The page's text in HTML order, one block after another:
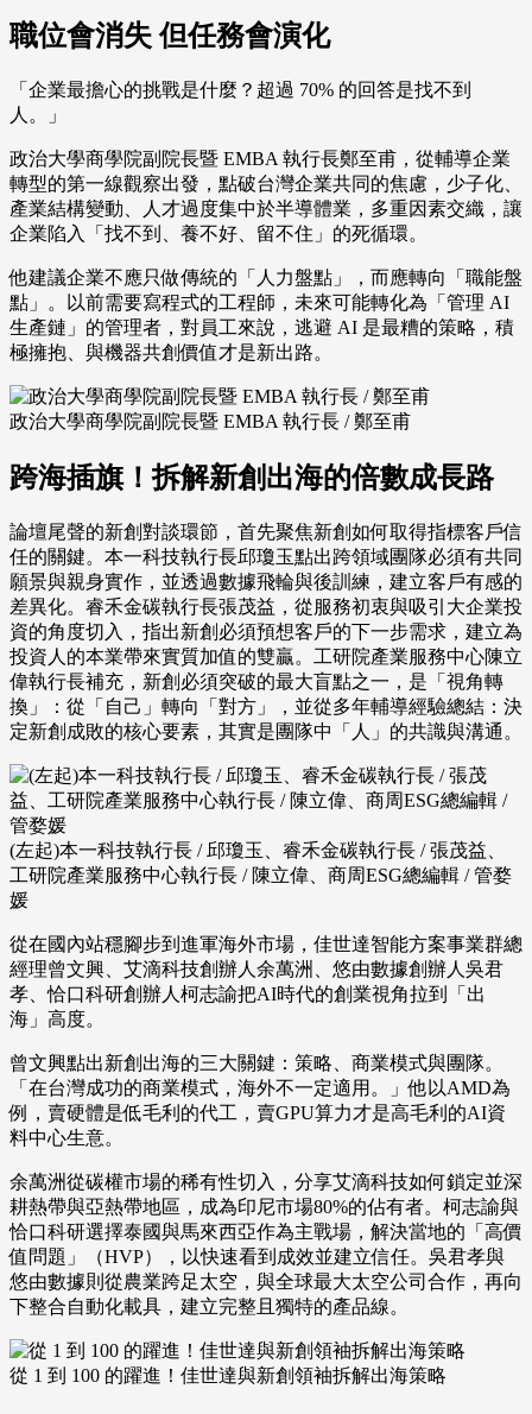
職位會消失 但任務會演化
「企業最擔心的挑戰是什麼？超過 70% 的回答是找不到
人。」
政治大學商學院副院長暨 EMBA 執行長鄭至甫，從輔導企業
轉型的第一線觀察出發，點破台灣企業共同的焦慮，少子化、
產業結構變動、人才過度集中於半導體業，多重因素交織，讓
企業陷入「找不到、養不好、留不住」的死循環。
他建議企業不應只做傳統的「人力盤點」，而應轉向「職能盤
點」。以前需要寫程式的工程師，未來可能轉化為「管理 AI
生產鏈」的管理者，對員工來說，逃避 AI 是最糟的策略，積
極擁抱、與機器共創價值才是新出路。
政治大學商學院副院長暨 EMBA 執行長 / 鄭至甫
跨海插旗！拆解新創出海的倍數成長路
論壇尾聲的新創對談環節，首先聚焦新創如何取得指標客戶信
任的關鍵。本一科技執行長邱瓊玉點出跨領域團隊必須有共同
願景與親身實作，並透過數據飛輪與後訓練，建立客戶有感的
差異化。睿禾金碳執行長張茂益，從服務初衷與吸引大企業投
資的角度切入，指出新創必須預想客戶的下一步需求，建立為
投資人的本業帶來實質加值的雙贏。工研院產業服務中心陳立
偉執行長補充，新創必須突破的最大盲點之一，是「視角轉
換」：從「自己」轉向「對方」，並從多年輔導經驗總結：決
定新創成敗的核心要素，其實是團隊中「人」的共識與溝通。
(左起)本一科技執行長 / 邱瓊玉、睿禾金碳執行長 / 張茂益、
工研院產業服務中心執行長 / 陳立偉、商周ESG總編輯 / 管婺
媛
從在國內站穩腳步到進軍海外市場，佳世達智能方案事業群總
經理曾文興、艾滴科技創辦人余萬洲、悠由數據創辦人吳君
孝、恰口科研創辦人柯志諭把AI時代的創業視角拉到「出
海」高度。
曾文興點出新創出海的三大關鍵：策略、商業模式與團隊。
「在台灣成功的商業模式，海外不一定適用。」他以AMD為
例，賣硬體是低毛利的代工，賣GPU算力才是高毛利的AI資
料中心生意。
余萬洲從碳權市場的稀有性切入，分享艾滴科技如何鎖定並深
耕熱帶與亞熱帶地區，成為印尼市場80%的佔有者。柯志諭與
恰口科研選擇泰國與馬來西亞作為主戰場，解決當地的「高價
值問題」（HVP），以快速看到成效並建立信任。吳君孝與
悠由數據則從農業跨足太空，與全球最大太空公司合作，再向
下整合自動化載具，建立完整且獨特的產品線。
從 1 到 100 的躍進！佳世達與新創領袖拆解出海策略